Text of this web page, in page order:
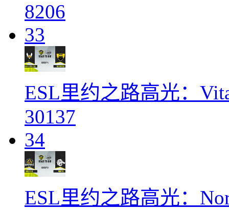
8206
33
ESL里约之路高光：
30137
34
ESL里约之路高光：